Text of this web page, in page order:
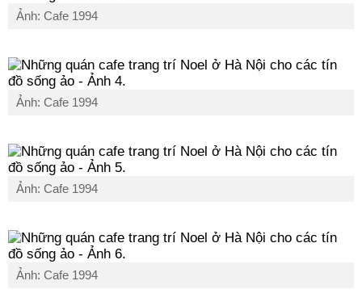
Ảnh: Cafe 1994
Ảnh: Cafe 1994
Ảnh: Cafe 1994
Ảnh: Cafe 1994